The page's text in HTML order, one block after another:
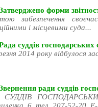
форми
забезпечення
і місцевими суда...
суддів господарських
2014 року відбулося
ради суддів
СУДДІВ